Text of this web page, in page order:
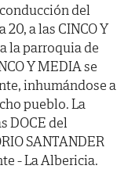
del
20, a las CINCO Y
la parroquia de
Y MEDIA se
inhumándose a
pueblo. La
DOCE del
SANTANDER
- La Albericia.